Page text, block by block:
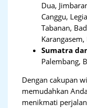
Dua,
Canggu,
Tabanan,
Sumatra
Palembang,
Dengan cakupan
memudahkan
menikmati